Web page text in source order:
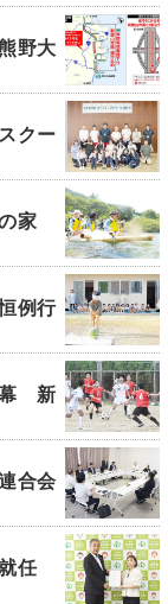
野大
クー
家
例行
幕 新
合会
任